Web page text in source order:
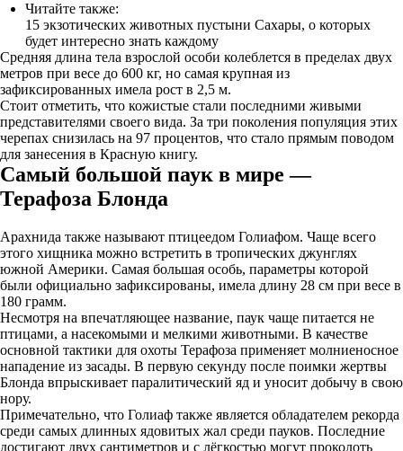
Читайте также:
15 экзотических животных пустыни Сахары, о которых
будет интересно знать каждому
Средняя длина тела взрослой особи колеблется в пределах двух
метров при весе до 600 кг, но самая крупная из
зафиксированных имела рост в 2,5 м.
Стоит отметить, что кожистые стали последними живыми
представителями своего вида. За три поколения популяция этих
черепах снизилась на 97 процентов, что стало прямым поводом
для занесения в Красную книгу.
Самый большой паук в мире —
Терафоза Блонда
Арахнида также называют птицеедом Голиафом. Чаще всего
этого хищника можно встретить в тропических джунглях
южной Америки. Самая большая особь, параметры которой
были официально зафиксированы, имела длину 28 см при весе в
180 грамм.
Несмотря на впечатляющее название, паук чаще питается не
птицами, а насекомыми и мелкими животными. В качестве
основной тактики для охоты Терафоза применяет молниеносное
нападение из засады. В первую секунду после поимки жертвы
Блонда впрыскивает паралитический яд и уносит добычу в свою
нору.
Примечательно, что Голиаф также является обладателем рекорда
среди самых длинных ядовитых жал среди пауков. Последние
достигают двух сантиметров и с лёгкостью могут проколоть